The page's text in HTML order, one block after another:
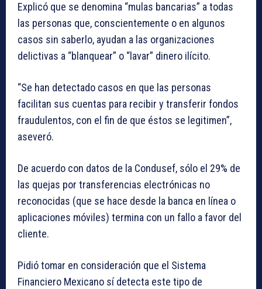
Explicó que se denomina “mulas bancarias” a todas
las personas que, conscientemente o en algunos
casos sin saberlo, ayudan a las organizaciones
delictivas a “blanquear” o “lavar” dinero ilícito.
“Se han detectado casos en que las personas
facilitan sus cuentas para recibir y transferir fondos
fraudulentos, con el fin de que éstos se legitimen”,
aseveró.
De acuerdo con datos de la Condusef, sólo el 29% de
las quejas por transferencias electrónicas no
reconocidas (que se hace desde la banca en línea o
aplicaciones móviles) termina con un fallo a favor del
cliente.
Pidió tomar en consideración que el Sistema
Financiero Mexicano sí detecta este tipo de